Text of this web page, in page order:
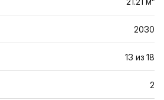
2030
13 из 18
2